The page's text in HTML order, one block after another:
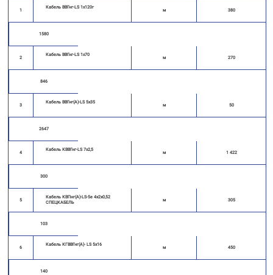
1
Кабель ВВГнг-LS 1х120г
м 380
1580
2
Кабель ВВГнг-LS 1х70
м 270
846
3
Кабель ВВГнг(А)-LS 5х35
м 50
2647
4
Кабель КВВГнг-LS 7х2,5
м 1 422
300
5
Кабель КВПнг(А)-LS-5е 4x2x0,52
СПЕЦКАБЕЛЬ
м 305
103
6
Кабель КГВВГнг(А)- LS 5х16
м 450
140